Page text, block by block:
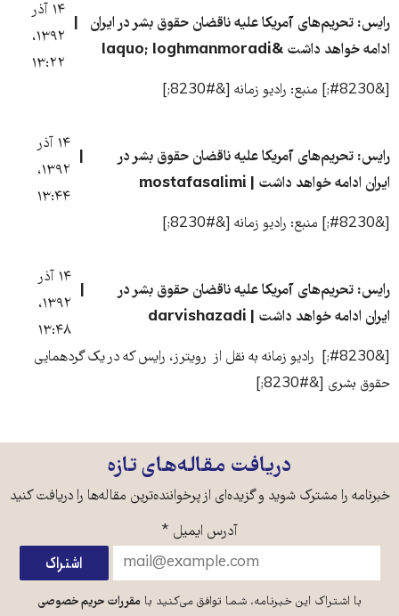
رایس: تحریم‌های آمریکا علیه ناقضان حقوق بشر در ایران
ادامه خواهد داشت &laquo; loghmanmoradi
۱۴ آذر
۱۳۹۲،
۱۳:۲۲
[&#8230;] منبع: رادیو زمانه [&#8230;]
رایس: تحریم‌های آمریکا علیه ناقضان حقوق بشر در
ایران ادامه خواهد داشت | mostafasalimi
۱۴ آذر
۱۳۹۲،
۱۳:۴۴
[&#8230;] منبع: رادیو زمانه [&#8230;]
رایس: تحریم‌های آمریکا علیه ناقضان حقوق بشر در
ایران ادامه خواهد داشت | darvishazadi
۱۴ آذر
۱۳۹۲،
۱۳:۴۸
[&#8230;] رادیو زمانه به نقل از رویترز، رایس که در یک گردهمایی
حقوق بشری [&#8230;]
دریافت مقاله‌های تازه
خبرنامه را مشترک شوید و گزیده‌ای از پرخواننده‌ترین مقاله‌ها را دریافت کنید
آدرس ایمیل *
با اشتراک این خبرنامه، شما توافق می‌کنید بامقررات حریم خصوصی